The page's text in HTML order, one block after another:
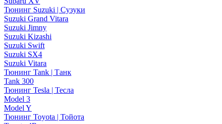
Тюнинг Suzuki | Сузуки
Suzuki Grand Vitara
Suzuki Jimny
Suzuki Kizashi
Suzuki Swift
Suzuki SX4
Suzuki Vitara
Тюнинг Tank | Танк
Tank 300
Тюнинг Tesla | Тесла
Model 3
Model Y
Тюнинг Toyota | Тойота